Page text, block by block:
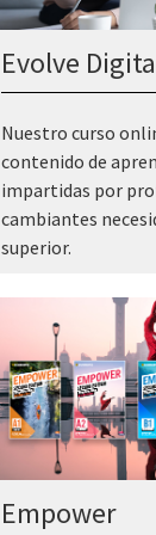
Evolve
Nuestro curso
contenido de
impartidas por
cambiantes
superior.
Empower